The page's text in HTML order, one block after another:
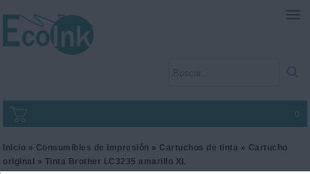
0
Inicio » Consumibles de impresión » Cartuchos de tinta » Cartucho
original
» Tinta Brother LC3235 amarillo XL